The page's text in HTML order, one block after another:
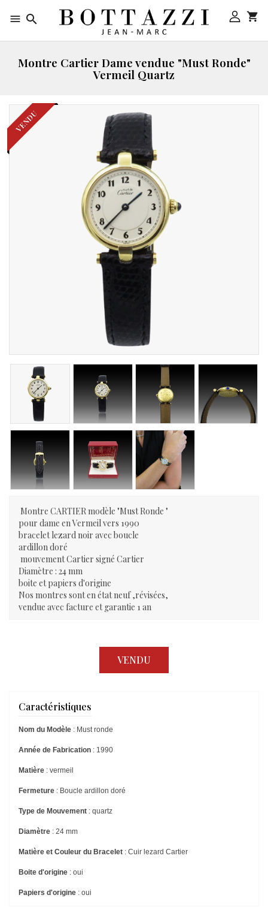
  
Montre Cartier Dame vendue "Must Ronde"
Vermeil Quartz
VENDU
Montre CARTIER modèle "Must Ronde "
pour dame en Vermeil vers 1990
bracelet lezard noir avec boucle
ardillon doré
mouvement Cartier signé Cartier
Diamètre : 24 mm
boite et papiers d'origine
Nos montres sont en état neuf ,révisées,
vendue avec facture et garantie 1 an
VENDU
Caractéristiques
Nom du Modèle : Must ronde
Année de Fabrication : 1990
Matière : vermeil
Fermeture : Boucle ardillon doré
Type de Mouvement : quartz
Diamètre : 24 mm
Matière et Couleur du Bracelet : Cuir lezard Cartier
Boite d'origine : oui
Papiers d'origine : oui